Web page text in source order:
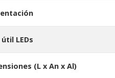
LEDs
(L x An x Al)